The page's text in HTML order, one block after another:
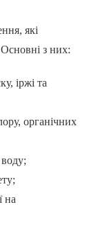
які
Основні з них:
іржі та
органічних
на